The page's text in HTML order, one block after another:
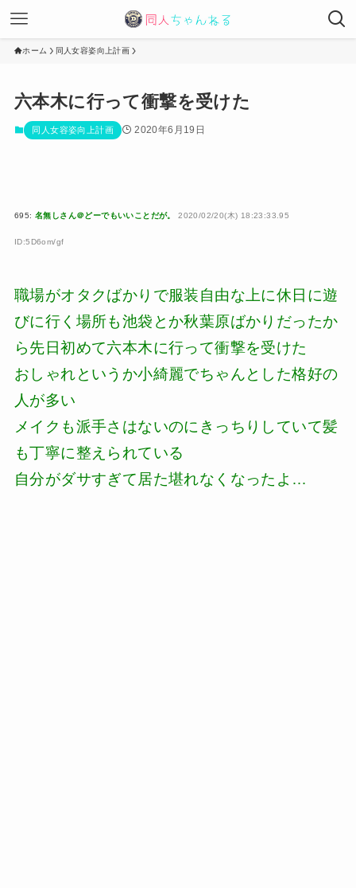
ホーム 同人女容姿向上計画
六本木に行って衝撃を受けた
同人女容姿向上計画 2020年6月19日
695: 名無しさん＠どーでもいいことだが。 2020/02/20(木) 18:23:33.95
ID:5D6om/gf
職場がオタクばかりで服装自由な上に休日に遊
びに行く場所も池袋とか秋葉原ばかりだったか
ら先日初めて六本木に行って衝撃を受けた
おしゃれというか小綺麗でちゃんとした格好の
人が多い
メイクも派手さはないのにきっちりしていて髪
も丁寧に整えられている
自分がダサすぎて居た堪れなくなったよ…